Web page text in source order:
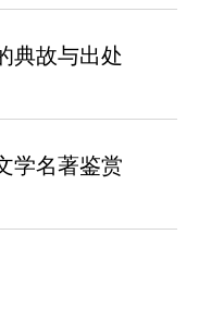
典故与出处
学名著鉴赏